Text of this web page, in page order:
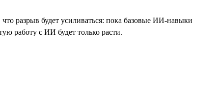
разрыв будет усиливаться: пока базовые ИИ-навыки
работу с ИИ будет только расти.